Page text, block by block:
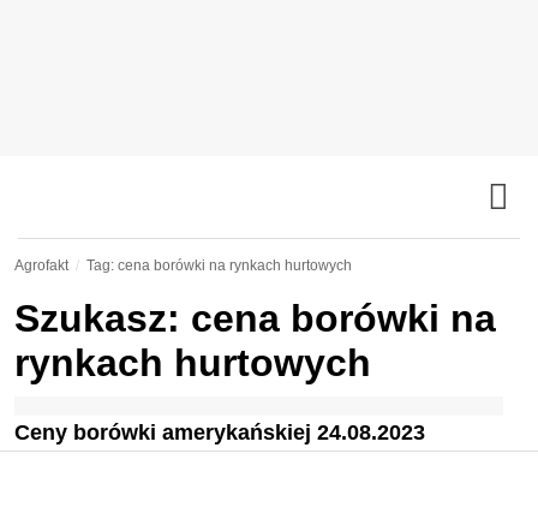
Agrofakt Tag: cena borówki na rynkach hurtowych
Szukasz: cena borówki na
rynkach hurtowych
Ceny borówki amerykańskiej 24.08.2023